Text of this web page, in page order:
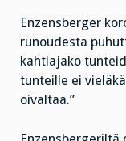
Enzensberger
runoudesta
kahtiajako
tunteille ei
oivaltaa.”